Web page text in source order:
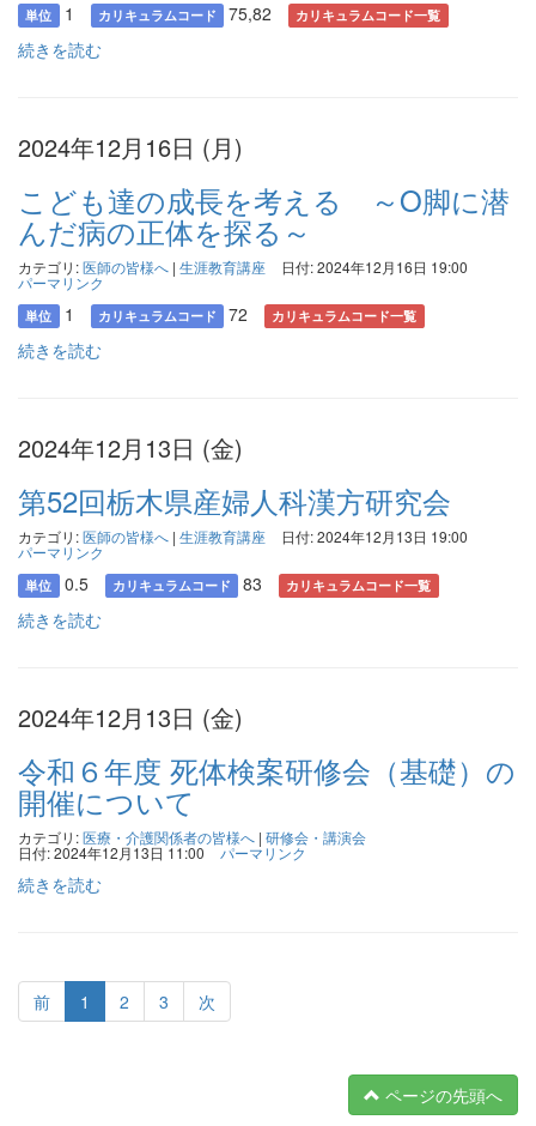
単位 1 カリキュラムコード 75,82 カリキュラムコード一覧
続きを読む
2024年12月16日 (月)
こども達の成長を考える ～O脚に潜
んだ病の正体を探る～
カテゴリ:医師の皆様へ | 生涯教育講座 日付: 2024年12月16日 19:00
パーマリンク
単位 1 カリキュラムコード 72 カリキュラムコード一覧
続きを読む
2024年12月13日 (金)
第52回栃木県産婦人科漢方研究会
カテゴリ:医師の皆様へ | 生涯教育講座 日付: 2024年12月13日 19:00
パーマリンク
単位 0.5 カリキュラムコード 83 カリキュラムコード一覧
続きを読む
2024年12月13日 (金)
令和６年度 死体検案研修会（基礎）の
開催について
カテゴリ:医療・介護関係者の皆様へ | 研修会・講演会
日付: 2024年12月13日 11:00 パーマリンク
続きを読む
前 1 2 3 次
ページの先頭へ